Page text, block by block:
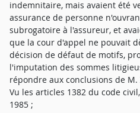
indemnitaire, mais avaient été
assurance de personne
subrogatoire à l'assureur, et
que la cour d'appel ne pouvait
décision de défaut de motifs,
l'imputation des sommes
répondre aux conclusions de M.
Vu les articles 1382 du code
1985 ;